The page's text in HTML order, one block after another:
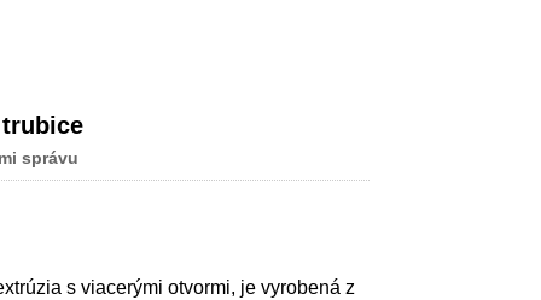
správu
s viacerými otvormi, je vyrobená z